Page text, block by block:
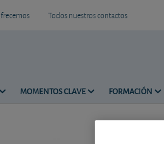
Todos nuestros contactos
MOMENTOS CLAVE FORMACIÓN